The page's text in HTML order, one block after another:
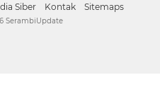
Siber Kontak Sitemaps
SerambiUpdate